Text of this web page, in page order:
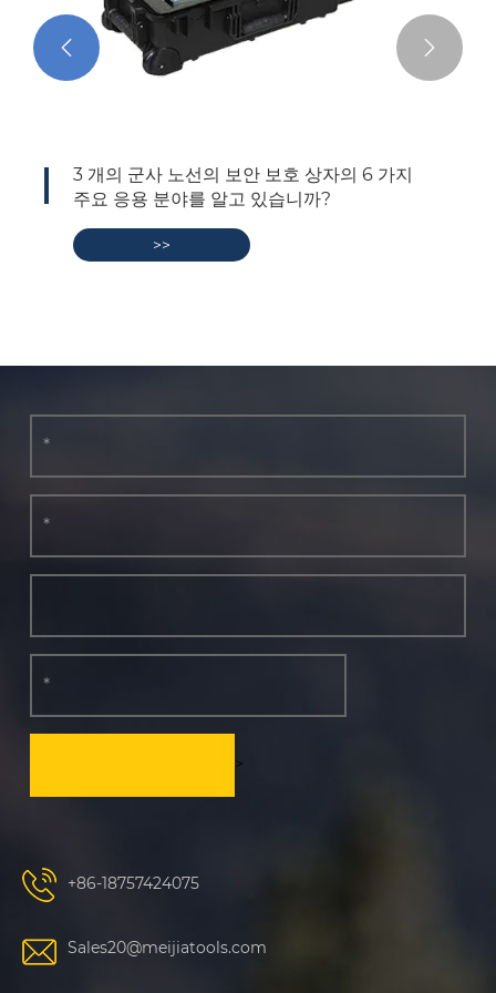
3 개의 군사 노선의 보안 보호 상자의 6 가지
주요 응용 분야를 알고 있습니까?
>>
 
>
+86-18757424075
Sales20@meijiatools.com